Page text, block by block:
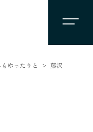
ゆったりと 藤沢